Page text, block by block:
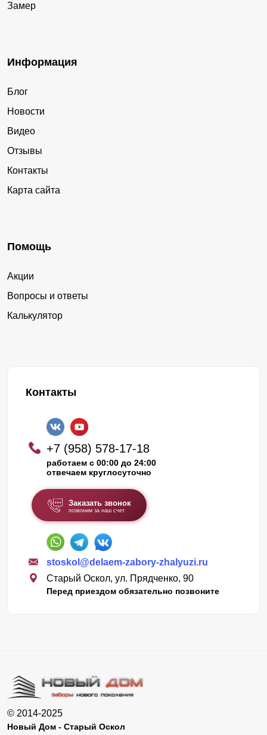
Замер
Информация
Блог
Новости
Видео
Отзывы
Контакты
Карта сайта
Помощь
Акции
Вопросы и ответы
Калькулятор
Контакты
+7 (958) 578-17-18
работаем с 00:00 до 24:00
отвечаем круглосуточно
Заказать звонок
позвоним за наш счет
stoskol@delaem-zabory-zhalyuzi.ru
Старый Оскол, ул. Прядченко, 90
Перед приездом обязательно позвоните
© 2014-2025
Новый Дом - Старый Оскол